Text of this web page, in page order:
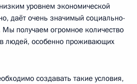
уровнем экономической
даёт очень значимый социально-
получаем огромное количество
людей, особенно проживающих
создавать такие условия,